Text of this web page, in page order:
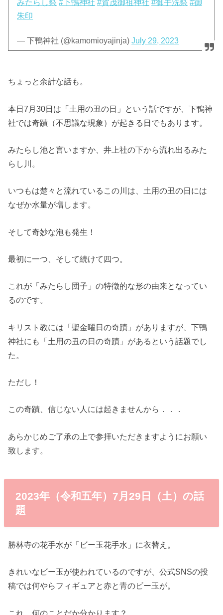
みたらし祭 #下鴨神社 #賀茂御祖神社 #御手洗祭 #御
朱印
— 下鴨神社 (@kamomioyajinja)July 29, 2023
ちょっと余計な話も。
本日7月30日は「土用の丑の日」という話ですが、下鴨神
社では奇蹟（不思議な現象）が起きる日でもあります。
みたらし池と言いますか、井上社の下から流れ出るみた
らし川。
いつもは楚々と流れているこの川は、土用の丑の日には
なぜか水量が増します。
そして奇妙な泡も発生！
最初に一つ、そして続けて四つ。
これが「みたらし団子」の特徴的な形の由来となってい
るのです。
キリスト教には「聖金曜日の奇蹟」がありますが、下鴨
神社にも「土用の丑の日の奇蹟」があるという話題でし
た。
ただし！
この奇蹟、信じない人には起きませんから．．．
あらかじめご了承の上で参拝いただきますようにお願い
致します。
2023年（令和五年）7月29日（土）の話
題
勝林寺の花手水が「ビー玉花手水」に衣替え。
きれいなビー玉が使われているのですが、公式SNSの投
稿では何やらフィギュアと赤と青のビー玉が。
これ、何のことだか分かります？